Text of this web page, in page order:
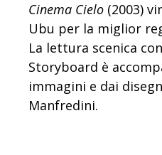
Cinema Cielo (2003)
Ubu per la miglior
La lettura scenica
Storyboard è
immagini e dai
Manfredini.